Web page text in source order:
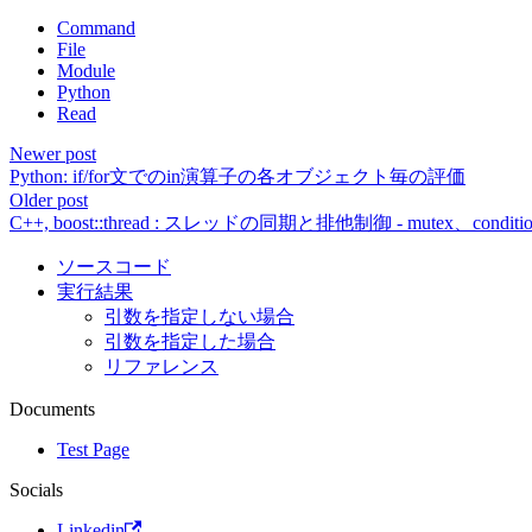
Command
File
Module
Python
Read
Newer post
Python: if/for文でのin演算子の各オブジェクト毎の評価
Older post
C++, boost::thread : スレッドの同期と排他制御 - mutex、
ソースコード
実行結果
引数を指定しない場合
引数を指定した場合
リファレンス
Documents
Test Page
Socials